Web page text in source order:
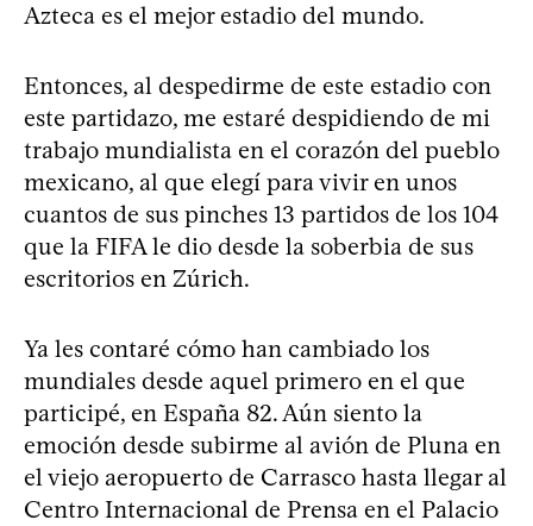
Azteca es el mejor estadio del mundo.
Entonces, al despedirme de este estadio con
este partidazo, me estaré despidiendo de mi
trabajo mundialista en el corazón del pueblo
mexicano, al que elegí para vivir en unos
cuantos de sus pinches 13 partidos de los 104
que la FIFA le dio desde la soberbia de sus
escritorios en Zúrich.
Ya les contaré cómo han cambiado los
mundiales desde aquel primero en el que
participé, en España 82. Aún siento la
emoción desde subirme al avión de Pluna en
el viejo aeropuerto de Carrasco hasta llegar al
Centro Internacional de Prensa en el Palacio